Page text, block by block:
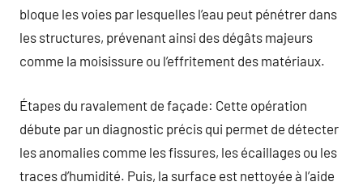
bloque les voies par lesquelles l’eau peut pénétrer dans
les structures, prévenant ainsi des dégâts majeurs
comme la moisissure ou l’effritement des matériaux.
Étapes du ravalement de façade: Cette opération
débute par un diagnostic précis qui permet de détecter
les anomalies comme les fissures, les écaillages ou les
traces d’humidité. Puis, la surface est nettoyée à l’aide